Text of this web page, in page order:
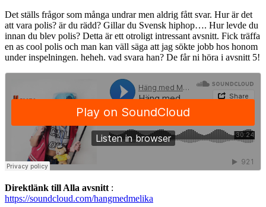
Det ställs frågor som många undrar men aldrig fått svar. Hur är det
att vara polis? är du rädd? Gillar du Svensk hiphop…. Hur levde du
innan du blev polis? Detta är ett otroligt intressant avsnitt. Fick träffa
en as cool polis och man kan väll säga att jag sökte jobb hos honom
under inspelningen. heheh. vad svara han? De får ni höra i avsnitt 5!
Direktlänk till Alla avsnitt :
https://soundcloud.com/hangmedmelika